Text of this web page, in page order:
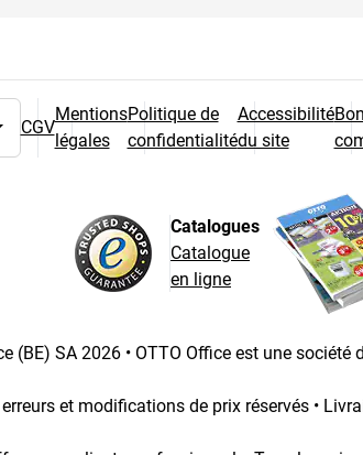
CGV
Mentions
légales
Politique de
confidentialité
Accessibilité
du site
Catalogues
Catalogue
en ligne
(BE) SA 2026 • OTTO Office est une société
et modifications de prix réservés •